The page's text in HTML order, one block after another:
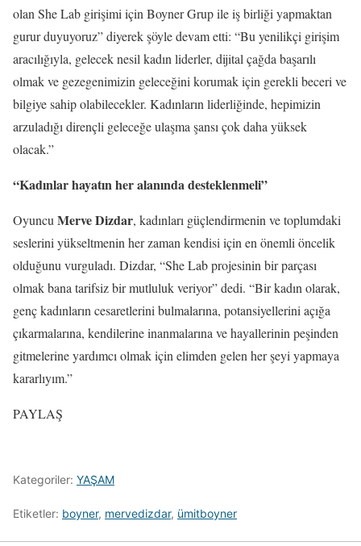
olan She Lab girişimi için Boyner Grup ile iş birliği yapmaktan
gurur duyuyoruz” diyerek şöyle devam etti: “Bu yenilikçi girişim
aracılığıyla, gelecek nesil kadın liderler, dijital çağda başarılı
olmak ve gezegenimizin geleceğini korumak için gerekli beceri ve
bilgiye sahip olabilecekler. Kadınların liderliğinde, hepimizin
arzuladığı dirençli geleceğe ulaşma şansı çok daha yüksek
olacak.”
“Kadınlar hayatın her alanında desteklenmeli”
Oyuncu Merve Dizdar, kadınları güçlendirmenin ve toplumdaki
seslerini yükseltmenin her zaman kendisi için en önemli öncelik
olduğunu vurguladı. Dizdar, “She Lab projesinin bir parçası
olmak bana tarifsiz bir mutluluk veriyor” dedi. “Bir kadın olarak,
genç kadınların cesaretlerini bulmalarına, potansiyellerini açığa
çıkarmalarına, kendilerine inanmalarına ve hayallerinin peşinden
gitmelerine yardımcı olmak için elimden gelen her şeyi yapmaya
kararlıyım.”
PAYLAŞ
Kategoriler: YAŞAM
Etiketler: boyner, mervedizdar, ümitboyner